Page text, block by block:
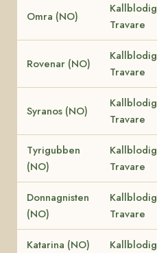
Omra (NO)
Kallblodig
Travare
Rovenar (NO)
Kallblodig
Travare
Syranos (NO)
Kallblodig
Travare
Tyrigubben
(NO)
Kallblodig
Travare
Donnagnisten
(NO)
Kallblodig
Travare
Katarina (NO)
Kallblodig